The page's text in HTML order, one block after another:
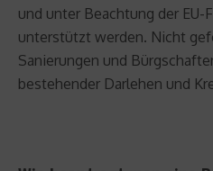
und unter Beachtung der EU-
unterstützt werden. Nicht
Sanierungen und
bestehender Darlehen und